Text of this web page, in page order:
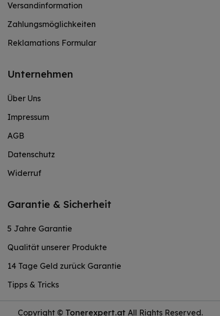
Versandinformation
Zahlungsmöglichkeiten
Reklamations Formular
Unternehmen
Über Uns
Impressum
AGB
Datenschutz
Widerruf
Garantie & Sicherheit
5 Jahre Garantie
Qualität unserer Produkte
14 Tage Geld zurück Garantie
Tipps & Tricks
Copyright © Tonerexpert.at All Rights Reserved.